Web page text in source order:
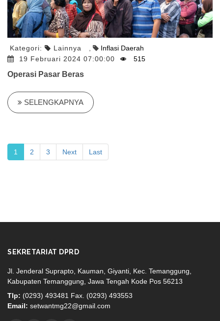
Kategori: Lainnya
Inflasi Daerah
19 Februari 2024 07:00:00
515
Operasi Pasar Beras
SELENGKAPNYA
1 2 3 Next Last
SEKRETARIAT DPRD
Jl. Jenderal Suprapto, Kauman, Giyanti, Kec. Temanggung,
Kabupaten Temanggung, Jawa Tengah Kode Pos 56213
Tlp: (0293) 493481 Fax. (0293) 493553
Email: setwantmg22@gmail.com